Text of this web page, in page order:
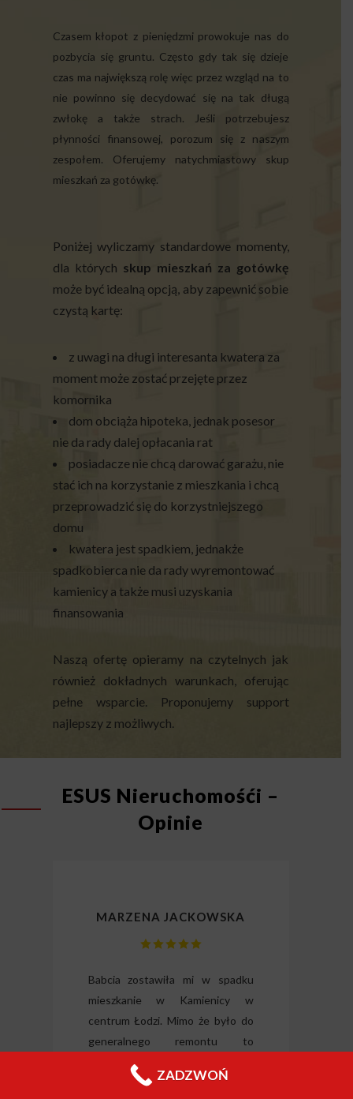
Czasem kłopot z pieniędzmi prowokuje nas do
pozbycia się gruntu. Często gdy tak się dzieje
czas ma największą rolę więc przez wzgląd na to
nie powinno się decydować się na tak długą
zwłokę a także strach. Jeśli potrzebujesz
płynności finansowej, porozum się z naszym
zespołem. Oferujemy natychmiastowy skup
mieszkań za gotówkę.
Poniżej wyliczamy standardowe momenty,
dla których skup mieszkań za gotówkę
może być idealną opcją, aby zapewnić sobie
czystą kartę:
z uwagi na długi interesanta kwatera za
moment może zostać przejęte przez
komornika
dom obciąża hipoteka, jednak posesor
nie da rady dalej opłacania rat
posiadacze nie chcą darować garażu, nie
stać ich na korzystanie z mieszkania i chcą
przeprowadzić się do korzystniejszego
domu
kwatera jest spadkiem, jednakże
spadkobierca nie da rady wyremontować
kamienicy a także musi uzyskania
finansowania
Naszą ofertę opieramy na czytelnych jak
również dokładnych warunkach, oferując
pełne wsparcie. Proponujemy support
najlepszy z możliwych.
ESUS Nieruchomośći –
Opinie
MARZENA JACKOWSKA
Babcia zostawiła mi w spadku
mieszkanie w Kamienicy w
centrum Łodzi. Mimo że było do
generalnego remontu to
inwestorzy z tej firmy
zdecydowali się je odkupić od ręki.
ZADZWOŃ